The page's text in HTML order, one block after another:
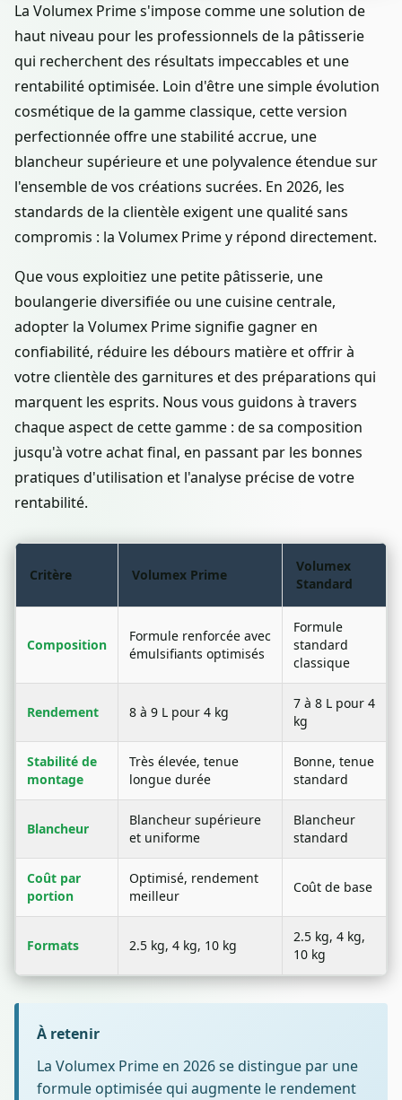
La Volumex Prime s'impose comme une solution de
haut niveau pour les professionnels de la pâtisserie
qui recherchent des résultats impeccables et une
rentabilité optimisée. Loin d'être une simple évolution
cosmétique de la gamme classique, cette version
perfectionnée offre une stabilité accrue, une
blancheur supérieure et une polyvalence étendue sur
l'ensemble de vos créations sucrées. En 2026, les
standards de la clientèle exigent une qualité sans
compromis : la Volumex Prime y répond directement.
Que vous exploitiez une petite pâtisserie, une
boulangerie diversifiée ou une cuisine centrale,
adopter la Volumex Prime signifie gagner en
confiabilité, réduire les débours matière et offrir à
votre clientèle des garnitures et des préparations qui
marquent les esprits. Nous vous guidons à travers
chaque aspect de cette gamme : de sa composition
jusqu'à votre achat final, en passant par les bonnes
pratiques d'utilisation et l'analyse précise de votre
rentabilité.
Critère Volumex Prime
Volumex
Standard
Composition
Formule renforcée avec
émulsifiants optimisés
Formule
standard
classique
Rendement 8 à 9 L pour 4 kg
7 à 8 L pour 4
kg
Stabilité de
montage
Très élevée, tenue
longue durée
Bonne, tenue
standard
Blancheur
Blancheur supérieure
et uniforme
Blancheur
standard
Coût par
portion
Optimisé, rendement
meilleur
Coût de base
Formats 2.5 kg, 4 kg, 10 kg
2.5 kg, 4 kg,
10 kg
À retenir
La Volumex Prime en 2026 se distingue par une
formule optimisée qui augmente le rendement